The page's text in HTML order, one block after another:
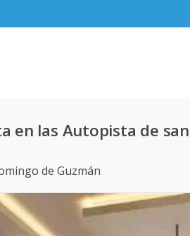
en las Autopista de san
de Guzmán